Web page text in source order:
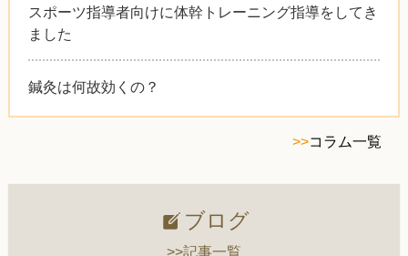
スポーツ指導者向けに体幹トレーニング指導をしてき
ました
鍼灸は何故効くの？
>>コラム一覧
ブログ
>>記事一覧